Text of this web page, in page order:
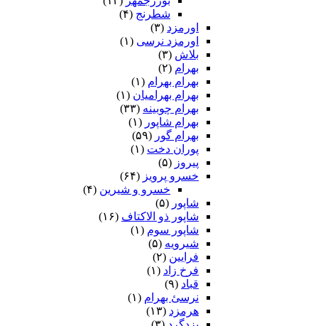
شطرنج (۴)
اورمزد (۳)
اورمزد نرسى‏ (۱)
بلاش (۳)
بهرام (۲)
بهرام بهرام (۱)
بهرام بهرامیان‏ (۱)
بهرام چوبینه (۳۳)
بهرام شاپور (۱)
بهرام گور (۵۹)
پوران دخت (۱)
پیروز (۵)
خسرو پرویز (۶۴)
خسرو و شیرین (۴)
شاپور (۵)
شاپور ذو الاکتاف (۱۶)
شاپور سوم‏ (۱)
شیرویه (۵)
فرایین (۲)
فرخ زاد (۱)
قباد (۹)
نرسئ بهرام‏ (۱)
هرمزد (۱۳)